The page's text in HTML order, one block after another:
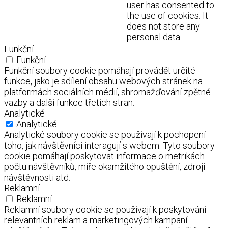
user has consented to
the use of cookies. It
does not store any
personal data.
Funkční
Funkční
Funkční soubory cookie pomáhají provádět určité
funkce, jako je sdílení obsahu webových stránek na
platformách sociálních médií, shromažďování zpětné
vazby a další funkce třetích stran.
Analytické
Analytické
Analytické soubory cookie se používají k pochopení
toho, jak návštěvníci interagují s webem. Tyto soubory
cookie pomáhají poskytovat informace o metrikách
počtu návštěvníků, míře okamžitého opuštění, zdroji
návštěvnosti atd.
Reklamní
Reklamní
Reklamní soubory cookie se používají k poskytování
relevantních reklam a marketingových kampaní